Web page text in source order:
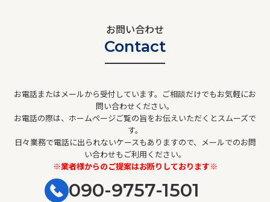
お問い合わせ
Contact
お電話またはメールから受付しています。ご相談だけでもお気軽にお
問い合わせください。
お電話の際は、ホームページご覧の旨をお伝えいただくとスムーズで
す。
日々業務で電話に出られないケースもありますので、メールでのお問
い合わせもご利用ください。
※業者様からのご提案はお断りしております※
090-9757-1501